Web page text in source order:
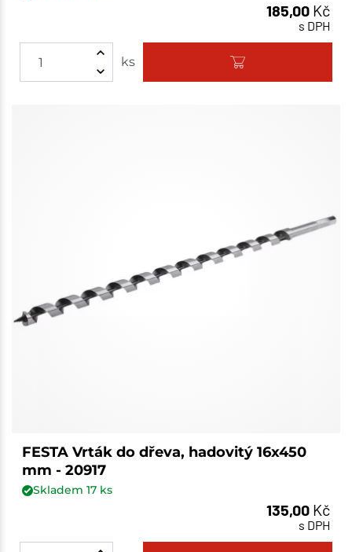
185,00 Kč
s DPH
ks
FESTA Vrták do dřeva, hadovitý 16x450
mm - 20917
Skladem 17ks
135,00 Kč
s DPH